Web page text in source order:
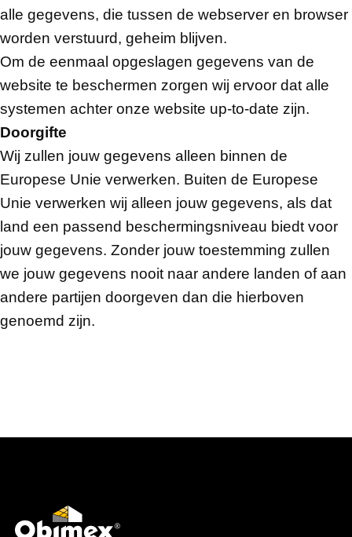
alle gegevens, die tussen de webserver en browser
worden verstuurd, geheim blijven.
Om de eenmaal opgeslagen gegevens van de
website te beschermen zorgen wij ervoor dat alle
systemen achter onze website up-to-date zijn.
Doorgifte
Wij zullen jouw gegevens alleen binnen de
Europese Unie verwerken. Buiten de Europese
Unie verwerken wij alleen jouw gegevens, als dat
land een passend beschermingsniveau biedt voor
jouw gegevens. Zonder jouw toestemming zullen
we jouw gegevens nooit naar andere landen of aan
andere partijen doorgeven dan die hierboven
genoemd zijn.